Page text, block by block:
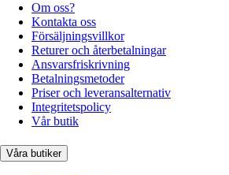
Om oss?
Kontakta oss
Försäljningsvillkor
Returer och återbetalningar
Ansvarsfriskrivning
Betalningsmetoder
Priser och leveransalternativ
Integritetspolicy
Vår butik
Våra butiker